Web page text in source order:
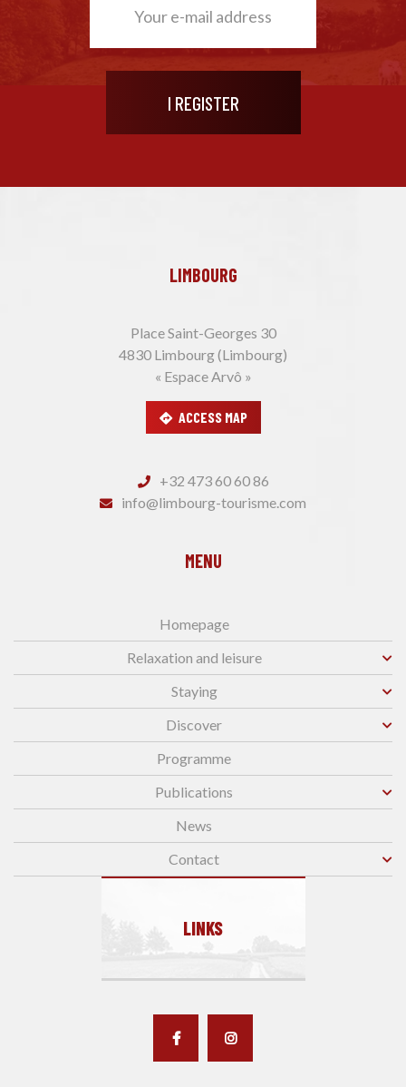
LIMBOURG
Place Saint-Georges 30
4830 Limbourg (Limbourg)
« Espace Arvô »
ACCESS MAP
+32 473 60 60 86
info@limbourg-tourisme.com
MENU
Homepage
Relaxation and leisure
Staying
Discover
Programme
Publications
News
Contact
LINKS